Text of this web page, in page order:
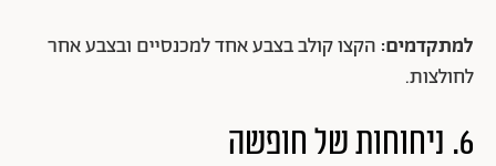
למתקדמים: הקצו קולב בצבע אחד למכנסיים ובצבע אחר
לחולצות.
6. ניחוחות של חופשה